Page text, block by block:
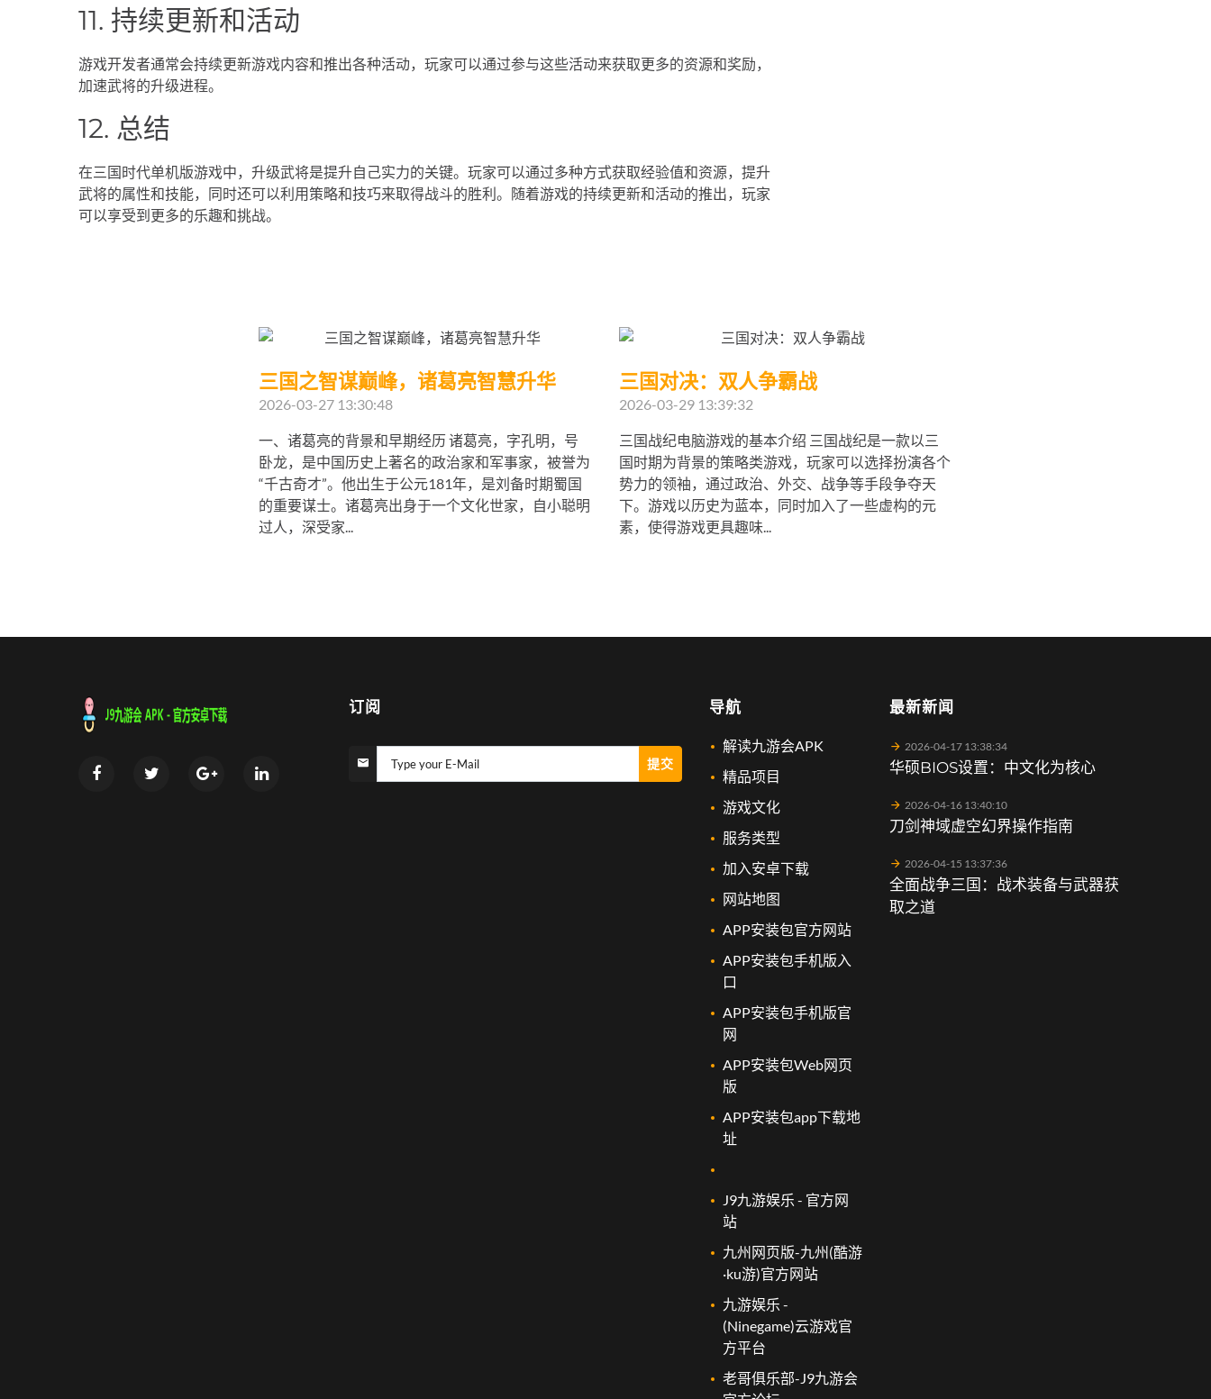
11. 持续更新和活动
游戏开发者通常会持续更新游戏内容和推出各种活动，玩家可以通过参与这些活动来获取更多的资源和奖励，
加速武将的升级进程。
12. 总结
在三国时代单机版游戏中，升级武将是提升自己实力的关键。玩家可以通过多种方式获取经验值和资源，提升
武将的属性和技能，同时还可以利用策略和技巧来取得战斗的胜利。随着游戏的持续更新和活动的推出，玩家
可以享受到更多的乐趣和挑战。
三国之智谋巅峰，诸葛亮智慧升华
2026-03-27 13:30:48
一、诸葛亮的背景和早期经历 诸葛亮，字孔明，号
卧龙，是中国历史上著名的政治家和军事家，被誉为
“千古奇才”。他出生于公元181年，是刘备时期蜀国
的重要谋士。诸葛亮出身于一个文化世家，自小聪明
过人，深受家...
三国对决：双人争霸战
2026-03-29 13:39:32
三国战纪电脑游戏的基本介绍 三国战纪是一款以三
国时期为背景的策略类游戏，玩家可以选择扮演各个
势力的领袖，通过政治、外交、战争等手段争夺天
下。游戏以历史为蓝本，同时加入了一些虚构的元
素，使得游戏更具趣味...
最新新闻
2026-04-17 13:38:34
华硕BIOS设置：中文化为核心
2026-04-16 13:40:10
刀剑神域虚空幻界操作指南
2026-04-15 13:37:36
全面战争三国：战术装备与武器获
取之道
导航
解读九游会APK
精品项目
游戏文化
服务类型
加入安卓下载
网站地图
APP安装包官方网站
APP安装包手机版入
口
APP安装包手机版官
网
APP安装包Web网页
版
APP安装包app下载地
址
J9九游娱乐 - 官方网
站
九州网页版-九州(酷游
·ku游)官方网站
九游娱乐 -
(Ninegame)云游戏官
方平台
老哥俱乐部-J9九游会
订阅
Type your E-Mail 提交